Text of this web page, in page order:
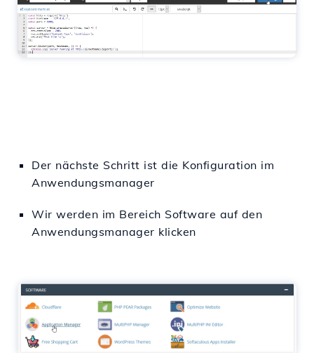
Der nächste Schritt ist die Konfiguration im
Anwendungsmanager
Wir werden im Bereich Software auf den
Anwendungsmanager klicken